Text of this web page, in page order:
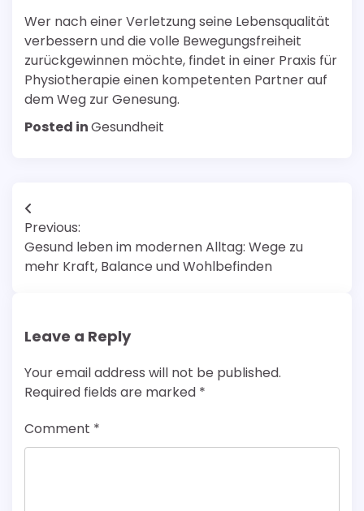
Wer nach einer Verletzung seine Lebensqualität
verbessern und die volle Bewegungsfreiheit
zurückgewinnen möchte, findet in einer Praxis für
Physiotherapie einen kompetenten Partner auf
dem Weg zur Genesung.
Posted inGesundheit
Post
navigation
Previous:
Gesund leben im modernen Alltag: Wege zu
mehr Kraft, Balance und Wohlbefinden
Leave a Reply
Your email address will not be published.
Required fields are marked *
Comment *